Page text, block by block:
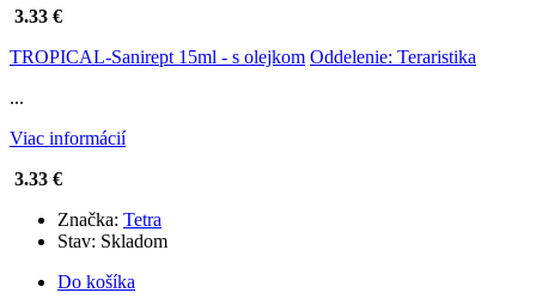
3.33 €
TROPICAL-Sanirept 15ml - s olejkom Oddelenie: Teraristika
...
Viac informácií
3.33 €
Značka: Tetra
Stav: Skladom
Do košíka